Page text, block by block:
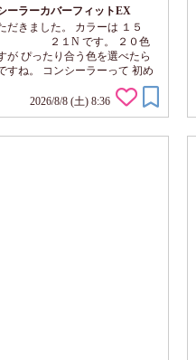
ーラーカバーフィットEX
だきました。 カラーは １５
です。 ２０色
が ぴったり合う色を選べたら
すね。 コンシーラーって 初め
コチラはチップも使いやすい
いので 少量でも カバー力はあ
2026/8/8 (土) 8:36